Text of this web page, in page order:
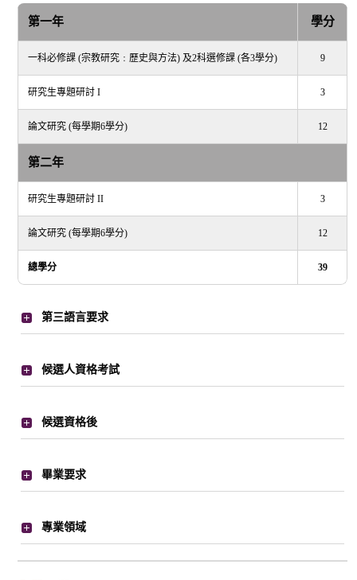
第一年 學分
一科必修課 (宗教研究﹕歷史與方法) 及2科選修課 (各3學分) 9
研究生專題研討 I 3
論文研究 (每學期6學分) 12
第二年
研究生專題研討 II 3
論文研究 (每學期6學分) 12
總學分 39
第三語言要求
候選人資格考試
候選資格後
畢業要求
專業領域